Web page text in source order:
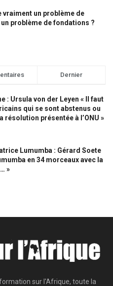
vraiment un problème de
problème de fondations ?
Dernier
: Ursula von der Leyen « Il faut
qui se sont abstenus ou
résolution présentée à l’ONU »
Lumumba : Gérard Soete
en 34 morceaux avec la
»
sur l'Afrique, toute la